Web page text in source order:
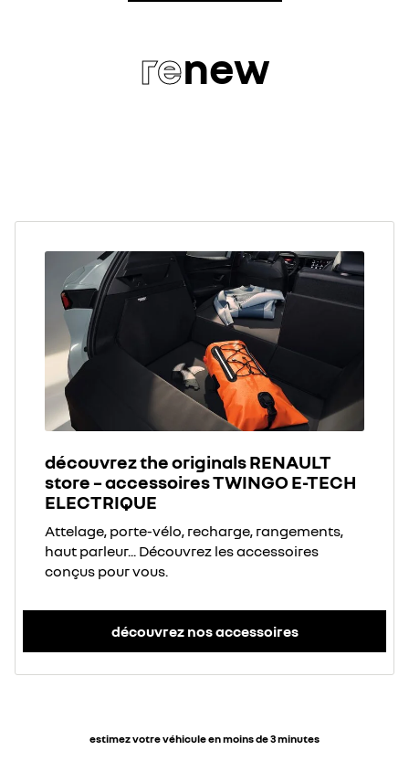
renew
découvrez the originals RENAULT
store – accessoires TWINGO E-TECH
ELECTRIQUE
Attelage, porte-vélo, recharge, rangements,
haut parleur... Découvrez les accessoires
conçus pour vous.
découvrez nos accessoires
estimez votre véhicule en moins de 3 minutes